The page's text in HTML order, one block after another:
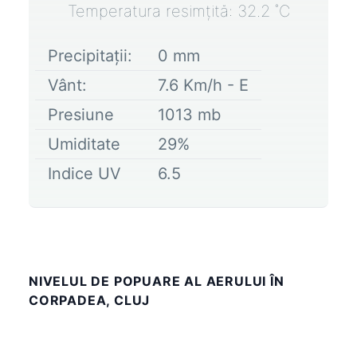
Temperatura resimțită: 32.2 ˚C
Precipitații: 0 mm
Vânt:
7.6 Km/h - E
Presiune
1013 mb
Umiditate
29%
Indice UV
6.5
NIVELUL DE POPUARE AL AERULUI ÎN
CORPADEA, CLUJ